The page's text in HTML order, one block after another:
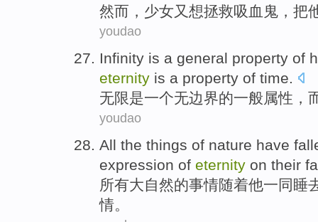
然而 ， 少女又 想拯救吸血鬼 ， 把
youdao
Infinity is a general property of
eternity is a property of time.
无限是一个无边界的一般属性 ，
youdao
All the things of nature have
expression of eternity on their
所有大自然的事情随着他一同睡
情。